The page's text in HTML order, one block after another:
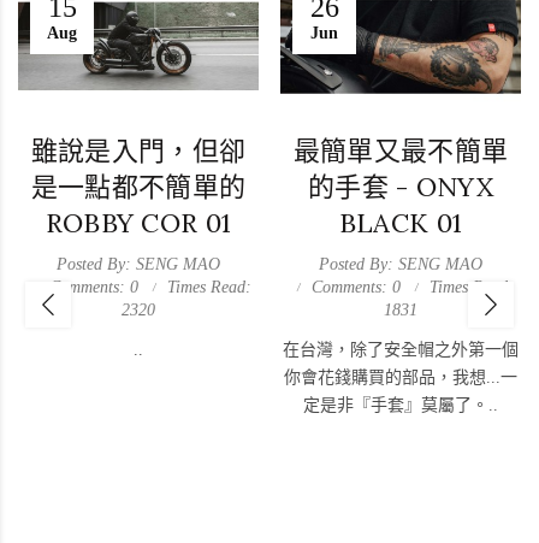
15
Aug
雖說是入門，但卻
是一點都不簡單的
ROBBY COR 01
Posted By: SENG MAO
Comments: 0
Times Read:
2320
26
Jun
最簡單又最不簡單
的手套 - ONYX
BLACK 01
Posted By: SENG MAO
Comments: 0
Times Read:
1831
在台灣，除了安全帽之外第一個
你會花錢購買的部品，我想...一
定是非『手套』莫屬了。..